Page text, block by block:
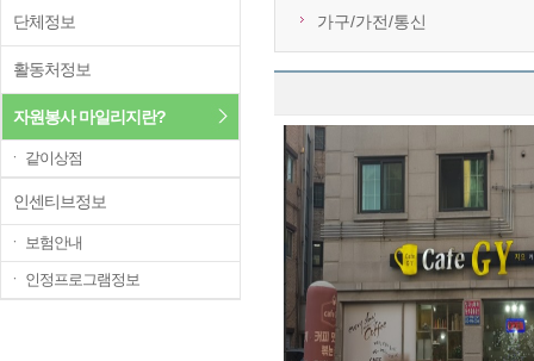
단체정보
활동처정보
자원봉사 마일리지란?
ㆍ 같이상점
인센티브정보
ㆍ 보험안내
ㆍ 인정프로그램정보
가구/가전/통신